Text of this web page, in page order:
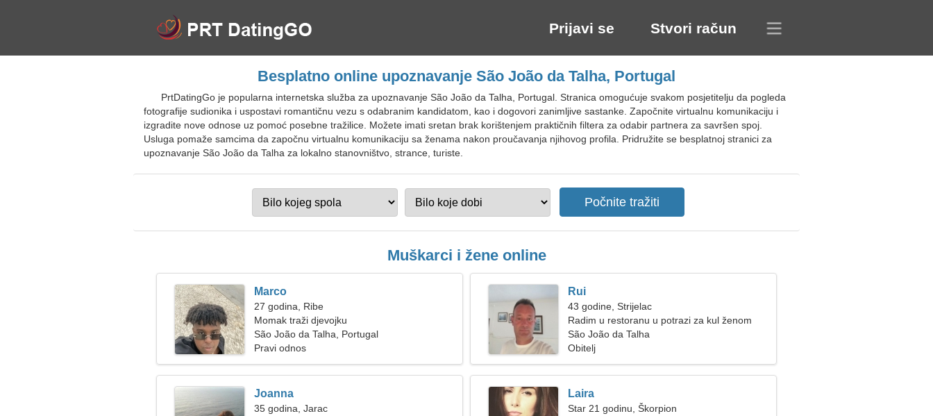
Prijavi se Stvori račun
Besplatno online upoznavanje São João da Talha, Portugal
PrtDatingGo je popularna internetska služba za upoznavanje São João da Talha, Portugal. Stranica omogućuje svakom posjetitelju da pogleda
fotografije sudionika i uspostavi romantičnu vezu s odabranim kandidatom, kao i dogovori zanimljive sastanke. Započnite virtualnu komunikaciju i
izgradite nove odnose uz pomoć posebne tražilice. Možete imati sretan brak korištenjem praktičnih filtera za odabir partnera za savršen spoj.
Usluga pomaže samcima da započnu virtualnu komunikaciju sa ženama nakon proučavanja njihovog profila. Pridružite se besplatnoj stranici za
upoznavanje São João da Talha za lokalno stanovništvo, strance, turiste.
Muškarci i žene online
Marco
27 godina, Ribe
Momak traži djevojku
São João da Talha, Portugal
Pravi odnos
Rui
43 godine, Strijelac
Radim u restoranu u potrazi za kul ženom
São João da Talha
Obitelj
Joanna
35 godina, Jarac
Laira
Star 21 godinu, Škorpion